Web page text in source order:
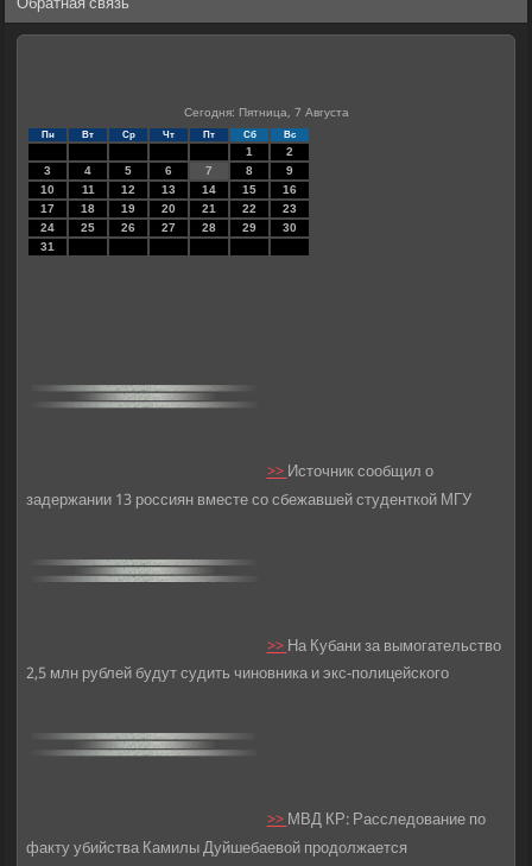
Сегодня: Пятница, 7 Августа
Пн Вт Ср Чт Пт Сб Вс
1
2
3
4 5 6 7 8
9
10
11 12 13 14 15
16
17
18 19 20 21 22
23
24
25 26 27 28 29
30
31
>>Источник сообщил о
задержании 13 россиян вместе со сбежавшей студенткой МГУ
>>На Кубани за вымогательство
2,5 млн рублей будут судить чиновника и экс-полицейского
>>МВД КР: Расследование по
факту убийства Камилы Дуйшебаевой продолжается